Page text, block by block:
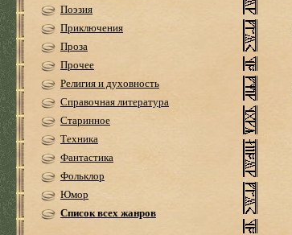
Поэзия
Приключения
Проза
Прочее
Религия и духовность
Справочная литература
Старинное
Техника
Фантастика
Фольклор
Юмор
Список всех жанров